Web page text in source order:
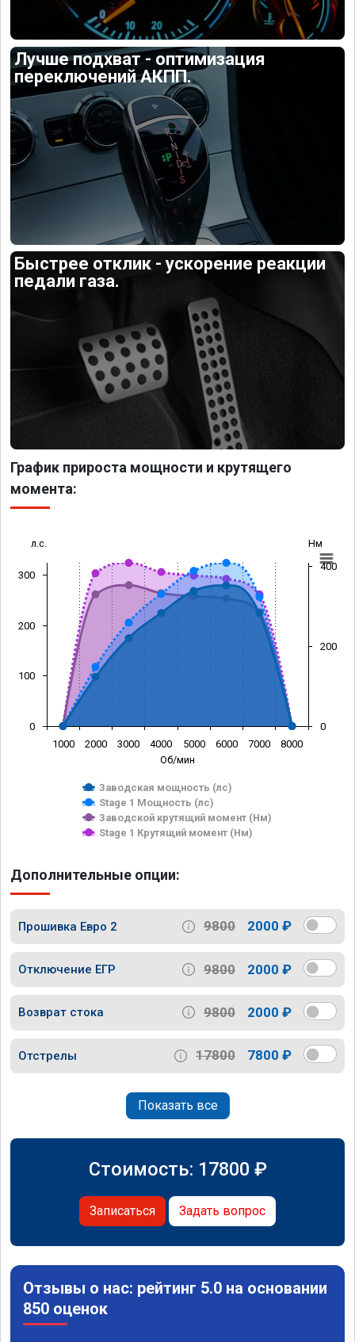
Лучше подхват - оптимизация
переключений АКПП.
Быстрее отклик - ускорение реакции
педали газа.
График прироста мощности и крутящего
момента:
Об/мин
л.с. Нм
Заводская мощность (лс)
Stage 1 Мощность (лс)
Заводской крутящий момент (Нм)
Stage 1 Крутящий момент (Нм)
1000 2000 3000 4000 5000 6000 7000 8000
0
100
200
300
0
200
400
Дополнительные опции:
Прошивка Евро 2 9800 2000 ₽
Отключение ЕГР 9800 2000 ₽
Возврат стока 9800 2000 ₽
Отстрелы 17800 7800 ₽
Показать все
Стоимость: 17800 ₽
Записаться Задать вопрос
Отзывы о нас: рейтинг 5.0 на основании
850 оценок